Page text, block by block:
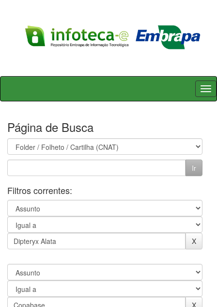
Skip
Página de Busca
Filtros correntes: